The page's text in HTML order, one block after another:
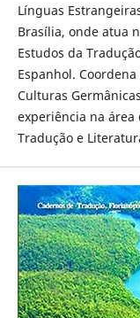
Línguas
Brasília, onde atua
Estudos da
Espanhol.
Culturas
experiência na área
Tradução e